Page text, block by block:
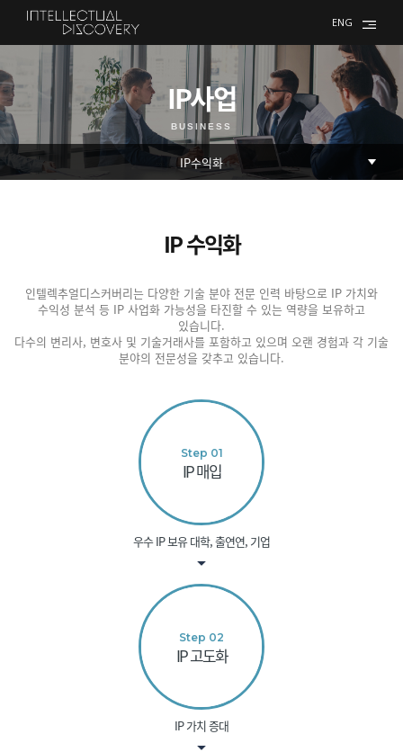
ENG
IP사업
BUSINESS
IP 수익화
인텔렉추얼디스커버리는 다양한 기술 분야 전문 인력 바탕으로 IP 가치와
수익성 분석 등 IP 사업화 가능성을 타진할 수 있는 역량을 보유하고
있습니다.
다수의 변리사, 변호사 및 기술거래사를 포함하고 있으며 오랜 경험과 각 기술
분야의 전문성을 갖추고 있습니다.
Step 01
IP 매입
우수 IP 보유 대학, 출연연, 기업
Step 02
IP 고도화
IP 가치 증대